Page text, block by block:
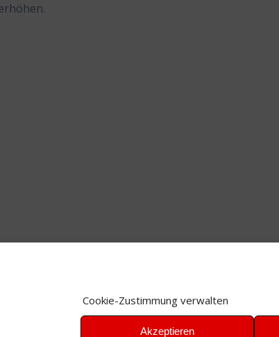
Cookie-Zustimmung verwalten
Akzeptieren